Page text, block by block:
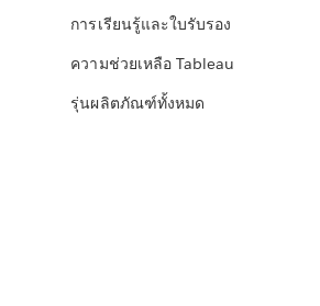
การเรียนรู้และใบรับรอง
ความช่วยเหลือ Tableau
รุ่นผลิตภัณฑ์ทั้งหมด